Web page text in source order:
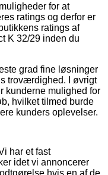
for at
ratings og derfor er
ratings af
K 32/29 inden du
grad fine løsninger
troværdighed. I øvrigt
kunderne mulighed for
hvilket tilmed burde
kunders oplevelser.
har et fast
idet vi annoncerer
hvis en af de